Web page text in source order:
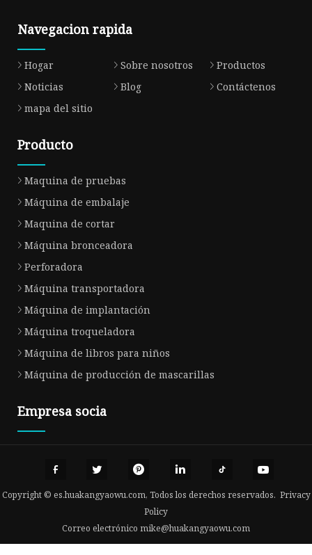
Navegacion rapida
Hogar Sobre nosotros
Productos
Noticias
Blog
Contáctenos
mapa del sitio
Producto
Maquina de pruebas
Máquina de embalaje
Maquina de cortar
Máquina bronceadora
Perforadora
Máquina transportadora
Máquina de implantación
Máquina troqueladora
Máquina de libros para niños
Máquina de producción de mascarillas
Empresa socia
Copyright © es.huakangyaowu.com, Todos los derechos reservados. Privacy
Policy
Correo electrónico mike@huakangyaowu.com